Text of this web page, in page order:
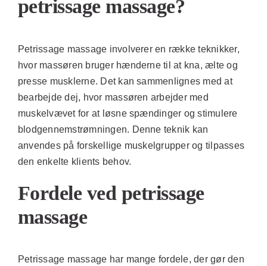
petrissage massage?
Petrissage massage involverer en række teknikker,
hvor massøren bruger hænderne til at kna, ælte og
presse musklerne. Det kan sammenlignes med at
bearbejde dej, hvor massøren arbejder med
muskelvævet for at løsne spændinger og stimulere
blodgennemstrømningen. Denne teknik kan
anvendes på forskellige muskelgrupper og tilpasses
den enkelte klients behov.
Fordele ved petrissage
massage
Petrissage massage har mange fordele, der gør den